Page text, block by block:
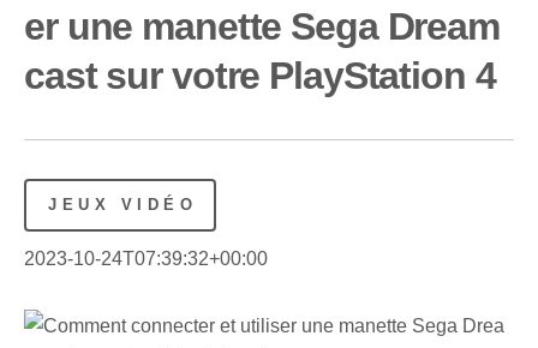
er une manette Sega Dream
cast sur votre PlayStation 4
JEUX VIDÉO
2023-10-24T07:39:32+00:00